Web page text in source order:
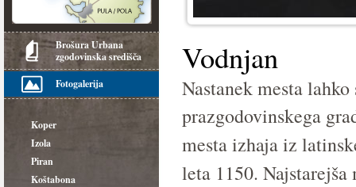
Brošura Urbana
zgodovinska središča
Fotogalerija
Koper
Izola
Piran
Koštabona
Vodnjan
Nastanek mesta
prazgodovinskega
mesta izhaja iz
leta 1150. Najstarejša